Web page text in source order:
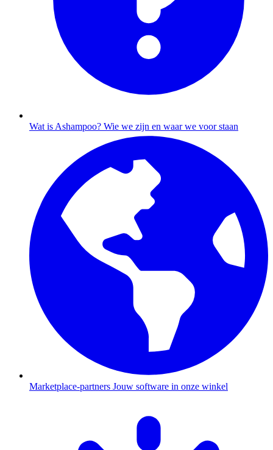
Wat is Ashampoo? Wie we zijn en waar we voor staan
Marketplace-partners Jouw software in onze winkel